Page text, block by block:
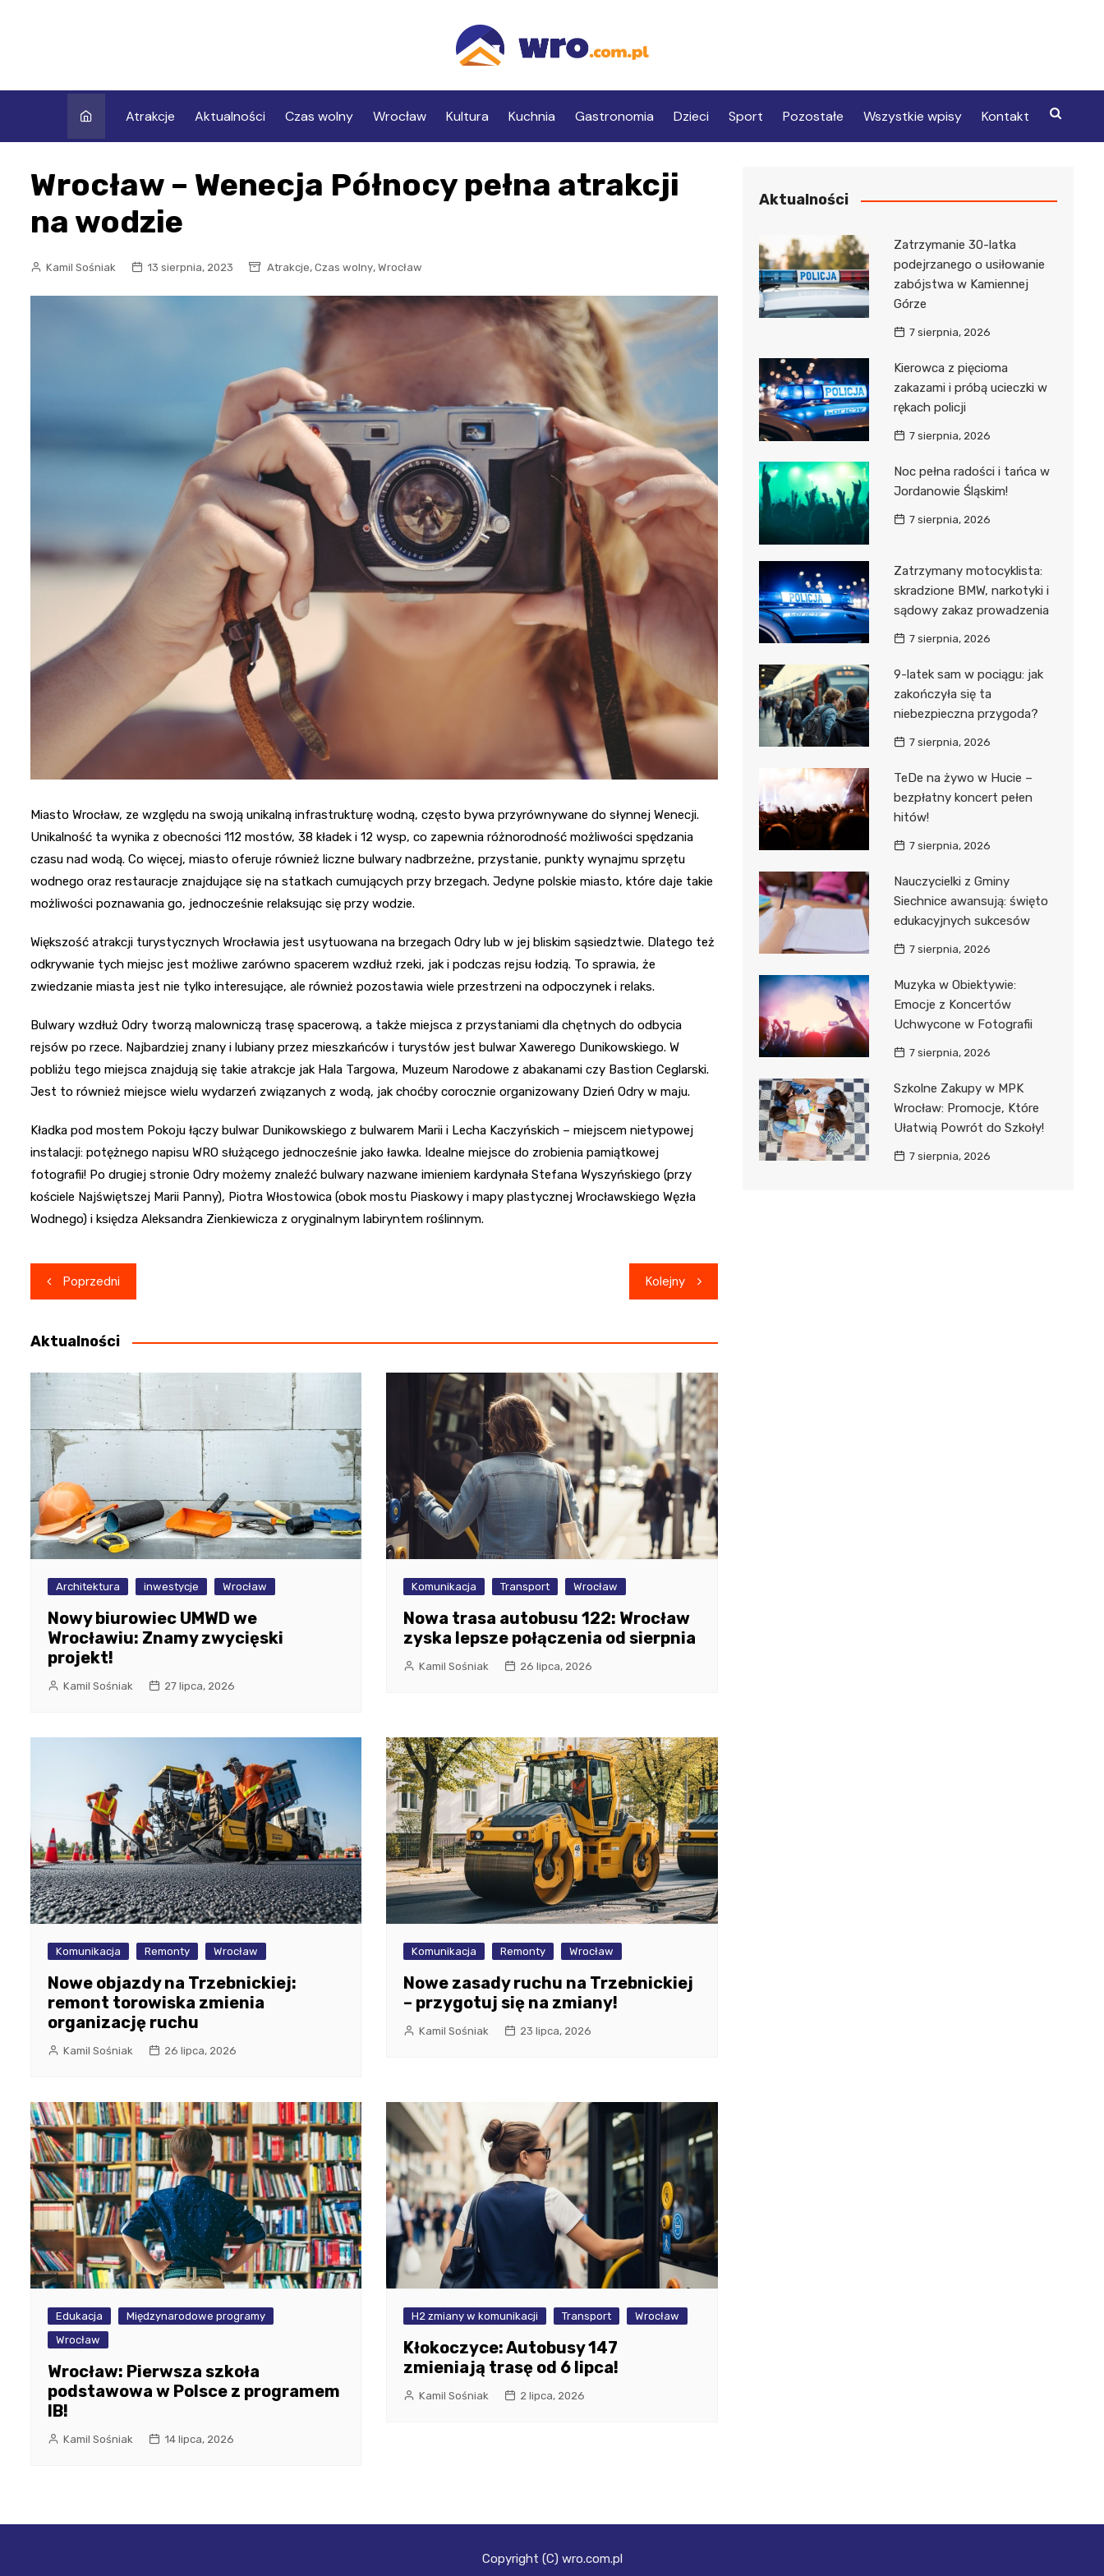
Atrakcje Aktualności Czas wolny Wrocław Kultura Kuchnia Gastronomia Dzieci Sport Pozostałe Wszystkie wpisy Kontakt
Wrocław – Wenecja Północy pełna atrakcji
na wodzie
Kamil Sośniak 13 sierpnia, 2023 Atrakcje, Czas wolny, Wrocław
Miasto Wrocław, ze względu na swoją unikalną infrastrukturę wodną, często bywa przyrównywane do słynnej Wenecji.
Unikalność ta wynika z obecności 112 mostów, 38 kładek i 12 wysp, co zapewnia różnorodność możliwości spędzania
czasu nad wodą. Co więcej, miasto oferuje również liczne bulwary nadbrzeżne, przystanie, punkty wynajmu sprzętu
wodnego oraz restauracje znajdujące się na statkach cumujących przy brzegach. Jedyne polskie miasto, które daje takie
możliwości poznawania go, jednocześnie relaksując się przy wodzie.
Większość atrakcji turystycznych Wrocławia jest usytuowana na brzegach Odry lub w jej bliskim sąsiedztwie. Dlatego też
odkrywanie tych miejsc jest możliwe zarówno spacerem wzdłuż rzeki, jak i podczas rejsu łodzią. To sprawia, że
zwiedzanie miasta jest nie tylko interesujące, ale również pozostawia wiele przestrzeni na odpoczynek i relaks.
Bulwary wzdłuż Odry tworzą malowniczą trasę spacerową, a także miejsca z przystaniami dla chętnych do odbycia
rejsów po rzece. Najbardziej znany i lubiany przez mieszkańców i turystów jest bulwar Xawerego Dunikowskiego. W
pobliżu tego miejsca znajdują się takie atrakcje jak Hala Targowa, Muzeum Narodowe z abakanami czy Bastion Ceglarski.
Jest to również miejsce wielu wydarzeń związanych z wodą, jak choćby corocznie organizowany Dzień Odry w maju.
Kładka pod mostem Pokoju łączy bulwar Dunikowskiego z bulwarem Marii i Lecha Kaczyńskich – miejscem nietypowej
instalacji: potężnego napisu WRO służącego jednocześnie jako ławka. Idealne miejsce do zrobienia pamiątkowej
fotografii! Po drugiej stronie Odry możemy znaleźć bulwary nazwane imieniem kardynała Stefana Wyszyńskiego (przy
kościele Najświętszej Marii Panny), Piotra Włostowica (obok mostu Piaskowy i mapy plastycznej Wrocławskiego Węzła
Wodnego) i księdza Aleksandra Zienkiewicza z oryginalnym labiryntem roślinnym.
Nawigacja
wpisu
Poprzedni Kolejny
Aktualności
Architektura inwestycje Wrocław
Nowy biurowiec UMWD we
Wrocławiu: Znamy zwycięski
projekt!
Kamil Sośniak 27 lipca, 2026
Komunikacja Transport Wrocław
Nowa trasa autobusu 122: Wrocław
zyska lepsze połączenia od sierpnia
Kamil Sośniak 26 lipca, 2026
Komunikacja Remonty Wrocław
Nowe objazdy na Trzebnickiej:
remont torowiska zmienia
organizację ruchu
Kamil Sośniak 26 lipca, 2026
Komunikacja Remonty Wrocław
Nowe zasady ruchu na Trzebnickiej
– przygotuj się na zmiany!
Kamil Sośniak 23 lipca, 2026
Edukacja
Międzynarodowe programy
Wrocław
Wrocław: Pierwsza szkoła
podstawowa w Polsce z programem
IB!
Kamil Sośniak 14 lipca, 2026
H2 zmiany w komunikacji Transport Wrocław
Kłokoczyce: Autobusy 147
zmieniają trasę od 6 lipca!
Kamil Sośniak 2 lipca, 2026
Aktualności
Zatrzymanie 30-latka
podejrzanego o usiłowanie
zabójstwa w Kamiennej
Górze
7 sierpnia, 2026
Kierowca z pięcioma
zakazami i próbą ucieczki w
rękach policji
7 sierpnia, 2026
Noc pełna radości i tańca w
Jordanowie Śląskim!
7 sierpnia, 2026
Zatrzymany motocyklista:
skradzione BMW, narkotyki i
sądowy zakaz prowadzenia
7 sierpnia, 2026
9-latek sam w pociągu: jak
zakończyła się ta
niebezpieczna przygoda?
7 sierpnia, 2026
TeDe na żywo w Hucie –
bezpłatny koncert pełen
hitów!
7 sierpnia, 2026
Nauczycielki z Gminy
Siechnice awansują: święto
edukacyjnych sukcesów
7 sierpnia, 2026
Muzyka w Obiektywie:
Emocje z Koncertów
Uchwycone w Fotografii
7 sierpnia, 2026
Szkolne Zakupy w MPK
Wrocław: Promocje, Które
Ułatwią Powrót do Szkoły!
7 sierpnia, 2026
Copyright (C) wro.com.pl